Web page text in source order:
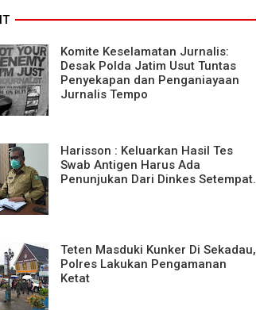
Komite Keselamatan Jurnalis:
Desak Polda Jatim Usut Tuntas
Penyekapan dan Penganiayaan
Jurnalis Tempo
Harisson : Keluarkan Hasil Tes
Swab Antigen Harus Ada
Penunjukan Dari Dinkes Setempat.
Teten Masduki Kunker Di Sekadau,
Polres Lakukan Pengamanan
Ketat